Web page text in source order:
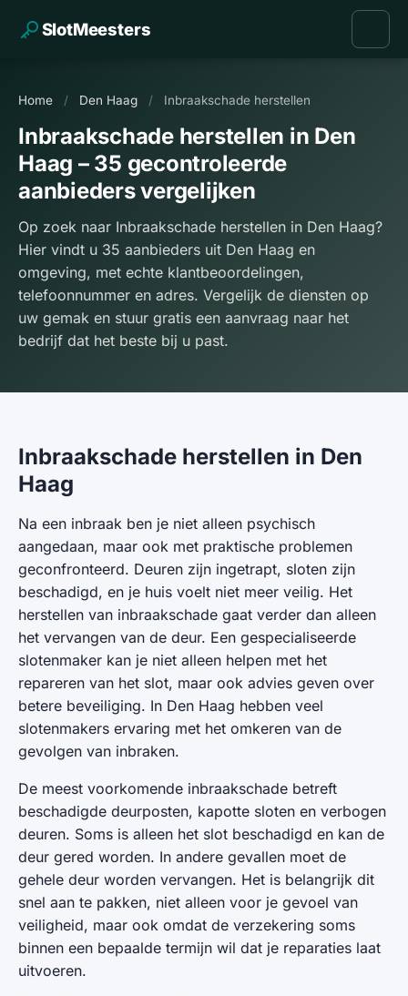
SlotMeesters
Home / Den Haag / Inbraakschade herstellen
Inbraakschade herstellen in Den
Haag – 35 gecontroleerde
aanbieders vergelijken
Op zoek naar Inbraakschade herstellen in Den Haag?
Hier vindt u 35 aanbieders uit Den Haag en
omgeving, met echte klantbeoordelingen,
telefoonnummer en adres. Vergelijk de diensten op
uw gemak en stuur gratis een aanvraag naar het
bedrijf dat het beste bij u past.
Inbraakschade herstellen in Den
Haag
Na een inbraak ben je niet alleen psychisch
aangedaan, maar ook met praktische problemen
geconfronteerd. Deuren zijn ingetrapt, sloten zijn
beschadigd, en je huis voelt niet meer veilig. Het
herstellen van inbraakschade gaat verder dan alleen
het vervangen van de deur. Een gespecialiseerde
slotenmaker kan je niet alleen helpen met het
repareren van het slot, maar ook advies geven over
betere beveiliging. In Den Haag hebben veel
slotenmakers ervaring met het omkeren van de
gevolgen van inbraken.
De meest voorkomende inbraakschade betreft
beschadigde deurposten, kapotte sloten en verbogen
deuren. Soms is alleen het slot beschadigd en kan de
deur gered worden. In andere gevallen moet de
gehele deur worden vervangen. Het is belangrijk dit
snel aan te pakken, niet alleen voor je gevoel van
veiligheid, maar ook omdat de verzekering soms
binnen een bepaalde termijn wil dat je reparaties laat
uitvoeren.